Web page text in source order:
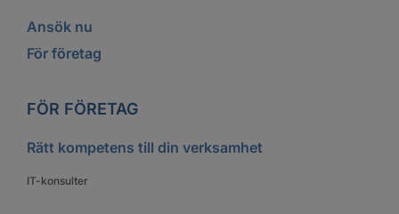
Ansök nu
För företag
FÖR FÖRETAG
Rätt kompetens till din verksamhet
IT-konsulter